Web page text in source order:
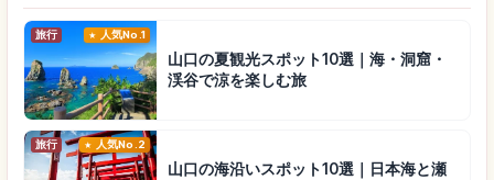
旅行 人気No.1
山口の夏観光スポット10選｜海・洞窟・
渓谷で涼を楽しむ旅
旅行 人気No.2
山口の海沿いスポット10選｜日本海と瀬